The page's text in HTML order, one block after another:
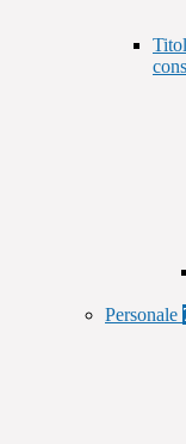
Personale